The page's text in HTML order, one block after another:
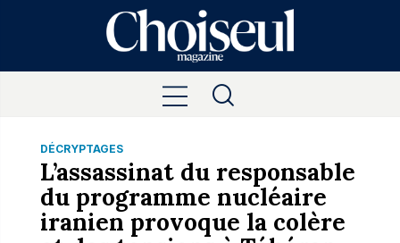
DÉCRYPTAGES
L’assassinat du responsable
du programme nucléaire
iranien provoque la colère